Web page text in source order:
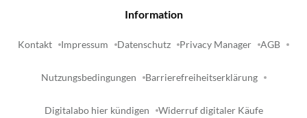
Information
Kontakt Impressum Datenschutz Privacy Manager AGB
Nutzungsbedingungen Barrierefreiheitserklärung
Digitalabo hier kündigen Widerruf digitaler Käufe